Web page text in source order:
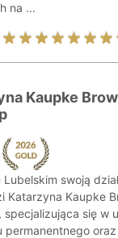
na ...
Kaupke
Lubelskim swoją
Katarzyna Kaupke
specjalizująca się w
permanentnego